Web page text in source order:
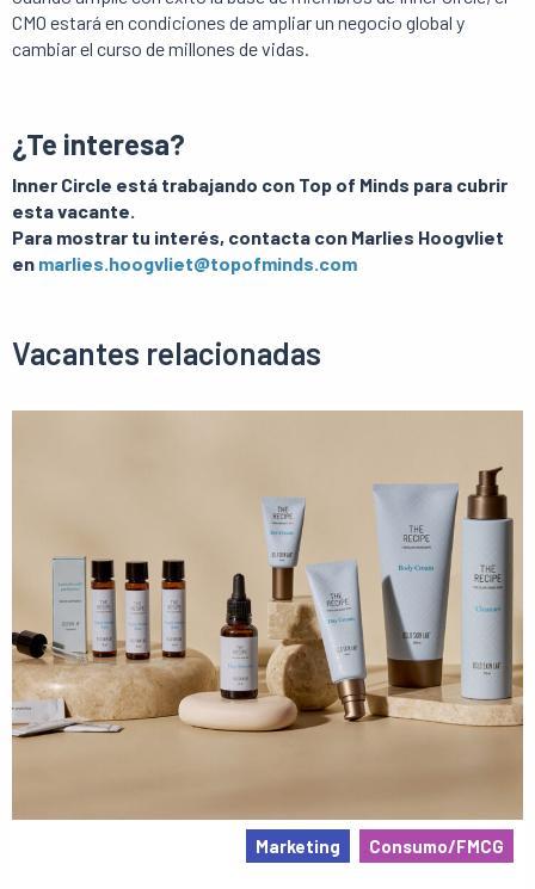
CMO estará en condiciones de ampliar un negocio global y
cambiar el curso de millones de vidas.
¿Te interesa?
Inner Circle está trabajando con Top of Minds para cubrir
esta vacante.
Para mostrar tu interés, contacta con Marlies Hoogvliet
en marlies.hoogvliet@topofminds.com
Vacantes relacionadas
Marketing Consumo/FMCG